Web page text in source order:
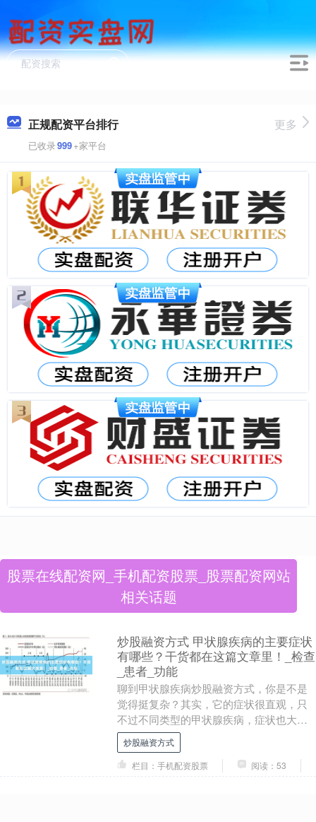
正规配资平台排行
已收录999+家平台
更多
股票在线配资网_手机配资股票_股票配资网站
相关话题
炒股融资方式 甲状腺疾病的主要症状
有哪些？干货都在这篇文章里！_检查
_患者_功能
聊到甲状腺疾病炒股融资方式，你是不是
觉得挺复杂？其实，它的症状很直观，只
不过不同类型的甲状腺疾病，症状也大不
一样。今天咱们就把这些内容掰开揉碎，
简单明了地讲清楚....
炒股融资方式
栏目：手机配资股票
阅读：53